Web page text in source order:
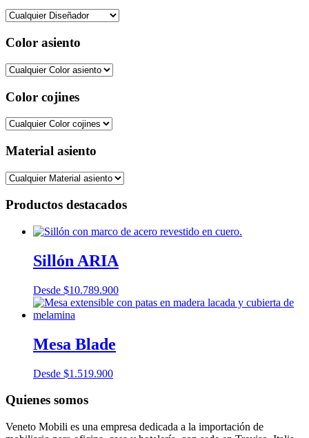
Color asiento
Color cojines
Material asiento
Productos destacados
Sillón ARIA
Desde $10.789.900
Mesa Blade
Desde $1.519.900
Quienes somos
Veneto Mobili es una empresa dedicada a la importación de